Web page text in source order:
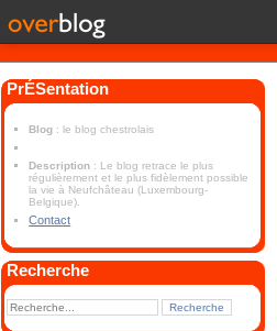
PrÉSentation
Blog : le blog chestrolais
Description : Le blog retrace le plus
régulièrement et le plus fidèlement possible
la vie à Neufchâteau (Luxembourg-
Belgique).
Contact
Recherche